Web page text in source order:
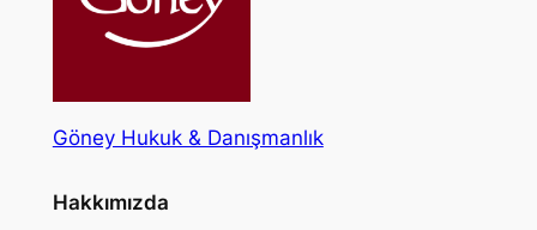
Göney Hukuk & Danışmanlık
Hakkımızda